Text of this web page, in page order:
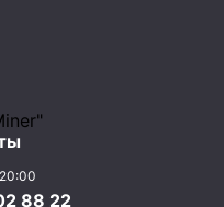
88 22